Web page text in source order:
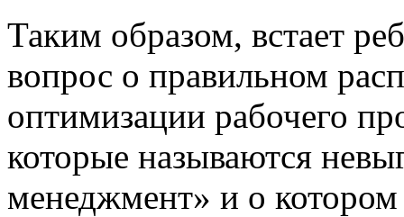
Таким образом, встает
вопрос о правильном
оптимизации рабочего
которые называются
менеджмент» и о